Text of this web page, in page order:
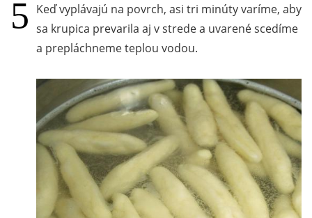
Keď vyplávajú na povrch, asi tri minúty varíme, aby
sa krupica prevarila aj v strede a uvarené scedíme
a prepláchneme teplou vodou.